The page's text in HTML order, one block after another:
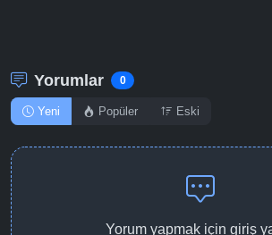
Yorumlar 0
Yeni Popüler Eski
Yorum yapmak için giriş